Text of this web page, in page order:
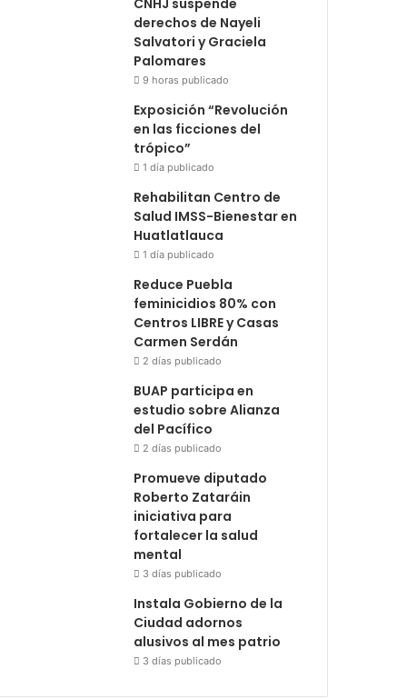
CNHJ suspende
derechos de Nayeli
Salvatori y Graciela
Palomares
9 horas publicado
Exposición “Revolución
en las ficciones del
trópico”
1 día publicado
Rehabilitan Centro de
Salud IMSS-Bienestar en
Huatlatlauca
1 día publicado
Reduce Puebla
feminicidios 80% con
Centros LIBRE y Casas
Carmen Serdán
2 días publicado
BUAP participa en
estudio sobre Alianza
del Pacífico
2 días publicado
Promueve diputado
Roberto Zataráin
iniciativa para
fortalecer la salud
mental
3 días publicado
Instala Gobierno de la
Ciudad adornos
alusivos al mes patrio
3 días publicado